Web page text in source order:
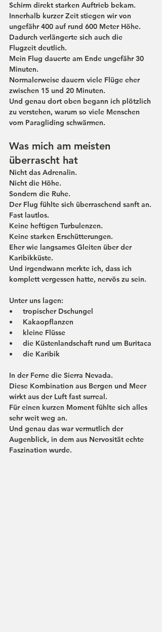
Schirm direkt starken Auftrieb bekam.
Innerhalb kurzer Zeit stiegen wir von
ungefähr 400 auf rund 600 Meter Höhe.
Dadurch verlängerte sich auch die
Flugzeit deutlich.
Mein Flug dauerte am Ende ungefähr 30
Minuten.
Normalerweise dauern viele Flüge eher
zwischen 15 und 20 Minuten.
Und genau dort oben begann ich plötzlich
zu verstehen, warum so viele Menschen
vom Paragliding schwärmen.
Was mich am meisten
überrascht hat
Nicht das Adrenalin.
Nicht die Höhe.
Sondern die Ruhe.
Der Flug fühlte sich überraschend sanft an.
Fast lautlos.
Keine heftigen Turbulenzen.
Keine starken Erschütterungen.
Eher wie langsames Gleiten über der
Karibikküste.
Und irgendwann merkte ich, dass ich
komplett vergessen hatte, nervös zu sein.
Unter uns lagen:
•     tropischer Dschungel
•     Kakaopflanzen
•     kleine Flüsse
•     die Küstenlandschaft rund um Buritaca
•     die Karibik
In der Ferne die Sierra Nevada.
Diese Kombination aus Bergen und Meer
wirkt aus der Luft fast surreal.
Für einen kurzen Moment fühlte sich alles
sehr weit weg an.
Und genau das war vermutlich der
Augenblick, in dem aus Nervosität echte
Faszination wurde.